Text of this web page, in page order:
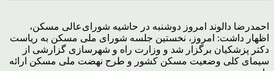
احمدرضا دالوند امروز دوشنبه در حاشیه شورای‌عالی مسکن،
اظهار داشت: امروز، نخستین جلسه شورای ملی مسکن به ریاست
دکتر پزشکیان برگزار شد و وزارت راه و شهرسازی گزارشی از
سیمای کلی وضعیت مسکن کشور و طرح نهضت ملی مسکن ارائه